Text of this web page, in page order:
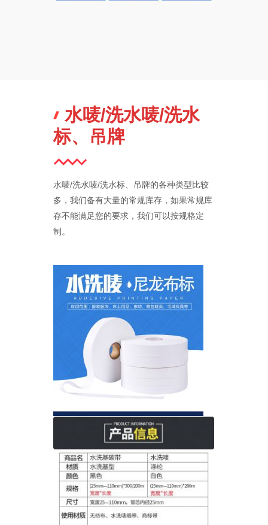
水唛/洗水唛/洗水
标、吊牌
水唛/洗水唛/洗水标、吊牌的各种类型比较
多，我们备有大量的常规库存，如果常规库
存不能满足您的要求，我们可以按规格定
制。